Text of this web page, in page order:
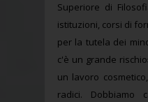
Superiore di
istituzioni, corsi di
per la tutela dei
c'è un grande
un lavoro
radici. Dobbiamo